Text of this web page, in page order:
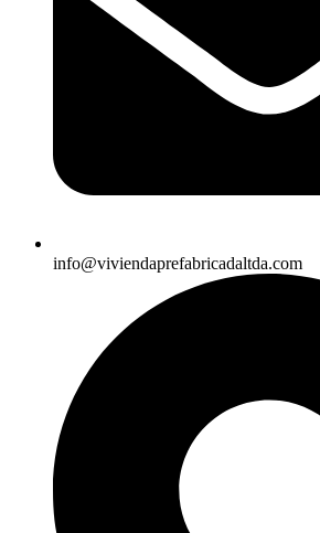
info@viviendaprefabricadaltda.com